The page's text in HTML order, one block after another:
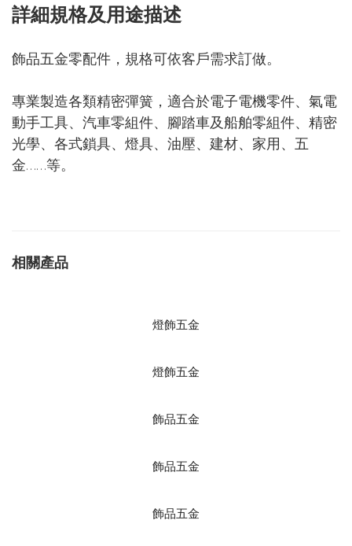
詳細規格及用途描述
飾品五金零配件，規格可依客戶需求訂做。
專業製造各類精密彈簧，適合於電子電機零件、氣電
動手工具、汽車零組件、腳踏車及船舶零組件、精密
光學、各式鎖具、燈具、油壓、建材、家用、五
金……等。
相關產品
燈飾五金
燈飾五金
飾品五金
飾品五金
飾品五金